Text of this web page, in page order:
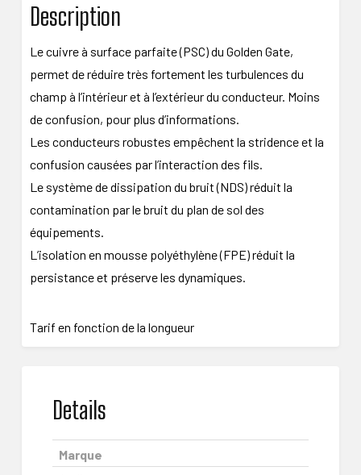
Description
Le cuivre à surface parfaite (PSC) du Golden Gate,
permet de réduire très fortement les turbulences du
champ à l’intérieur et à l’extérieur du conducteur. Moins
de confusion, pour plus d’informations.
Les conducteurs robustes empêchent la stridence et la
confusion causées par l’interaction des fils.
Le système de dissipation du bruit (NDS) réduit la
contamination par le bruit du plan de sol des
équipements.
L’isolation en mousse polyéthylène (FPE) réduit la
persistance et préserve les dynamiques.
Tarif en fonction de la longueur
Details
Marque